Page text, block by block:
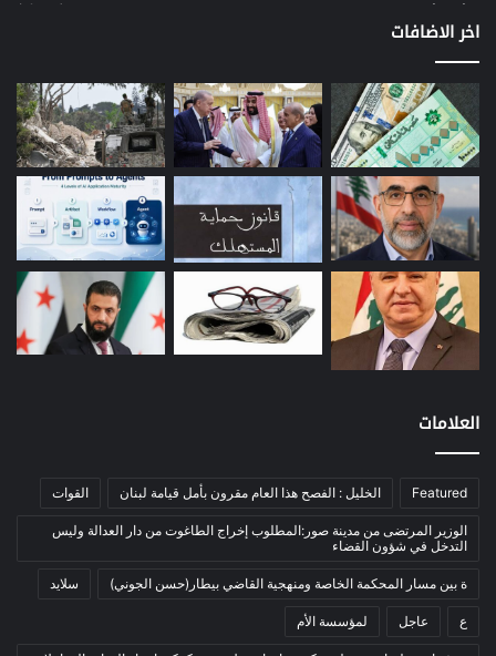
إقتصاد
(1٬041)
إعمار
(3)
بيئة
(16)
دراسة
(24)
طاقة
(12)
مصارف
(168)
معادن
(1)
موازنة
نفط
اتصالات
(26)
الرئيسية
العالم العربي
المحكمة الخاصة
بيئة
أدب وشعر
(133)
إعلام
اخر الاضافات
العلامات
Featured الخليل : الفصح هذا العام مقرون بأمل قيامة لبنان القوات
الوزير المرتضى من مدينة صور:المطلوب إخراج الطاغوت من دار العدالة وليس
التدخل في شؤون القضاء
ة بين مسار المحكمة الخاصة ومنهجية القاضي بيطار(حسن الجوني) سلايد
ع عاجل لمؤسسة الأم